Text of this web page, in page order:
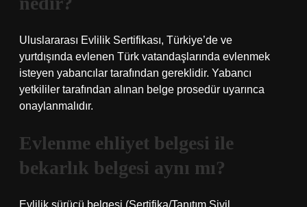
Uluslararası Evlilik Sertifikası, Türkiye’de ve
yurtdışında evlenen Türk vatandaşlarında evlenmek
isteyen yabancılar tarafından gereklidir. Yabancı
yetkililer tarafından alınan belge prosedür uyarınca
onaylanmalıdır.
Evlenme ehliyet belgesi ile
bekarlık belgesi aynı mı?
Evlilik sürücü belgesi (Sertifika/Tanıtım Sivil